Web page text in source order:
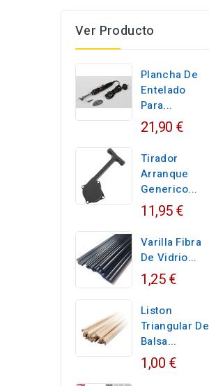
Ver Producto
Plancha De
Entelado
Para...
21,90 €
Tirador
Arranque
Generico...
11,95 €
Varilla Fibra
De Vidrio...
1,25 €
Liston
Triangular De
Balsa...
1,00 €